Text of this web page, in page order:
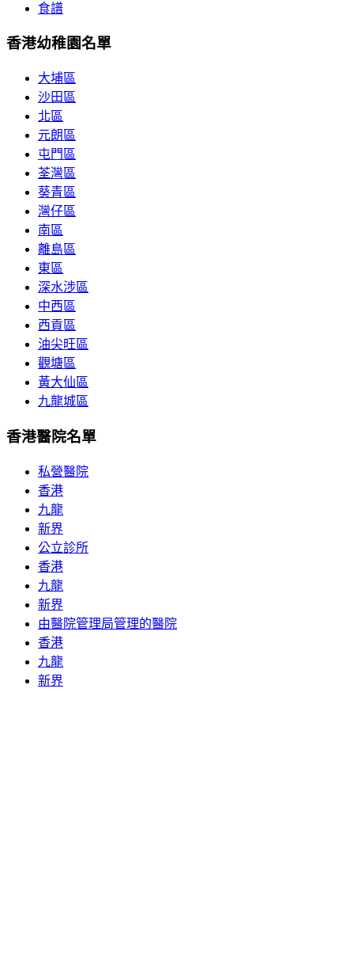
食譜
香港幼稚園名單
大埔區
沙田區
北區
元朗區
屯門區
荃灣區
葵青區
灣仔區
南區
離島區
東區
深水涉區
中西區
西貢區
油尖旺區
觀塘區
黃大仙區
九龍城區
香港醫院名單
私營醫院
香港
九龍
新界
公立診所
香港
九龍
新界
由醫院管理局管理的醫院
香港
九龍
新界